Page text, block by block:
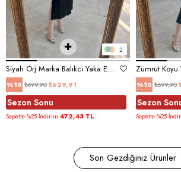
2
Siyah Orj Marka Balıkcı Yaka Elbise
%10 ₺629,91
₺699,90
Sezon Sonu
Sepette %25 İndirim 472,43 TL
%10 ₺699,90
Sezon
Sepette %25
Son Gezdiğiniz Ürünler